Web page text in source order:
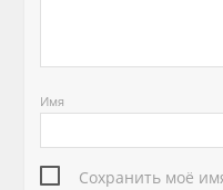
Имя
Сохранить моё